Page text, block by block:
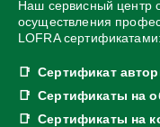
Наш сервисный центр
осуществления
LOFRA сертификатами:
Сертификат
Сертификаты на
Сертификаты на